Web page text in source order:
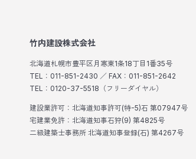
竹内建設株式会社
北海道札幌市豊平区月寒東1条18丁目1番35号
TEL：011-851-2430 ／ FAX：011-851-2642
TEL：0120-37-5518（フリーダイヤル）
建設業許可：北海道知事許可(特-5)石 第07947号
宅建業免許：北海道知事石狩(9) 第4825号
二級建築士事務所 北海道知事登録(石) 第4267号